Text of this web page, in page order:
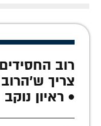
רוב
צריך
• ראיון נוקב